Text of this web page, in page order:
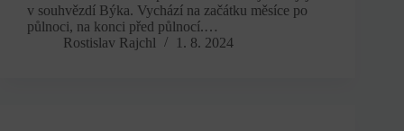
v souhvězdí Býka. Vychází na začátku měsíce po
půlnoci, na konci před půlnocí.…
Rostislav Rajchl
1. 8. 2024